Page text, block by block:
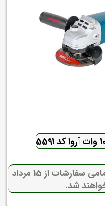
قابل توجه خریداران گرامی، تمامی سفارشات از 15 مرداد
شد.